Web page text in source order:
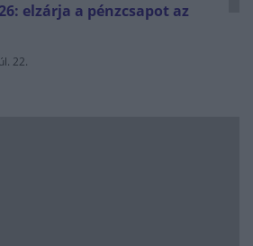
elzárja a pénzcsapot az
22.